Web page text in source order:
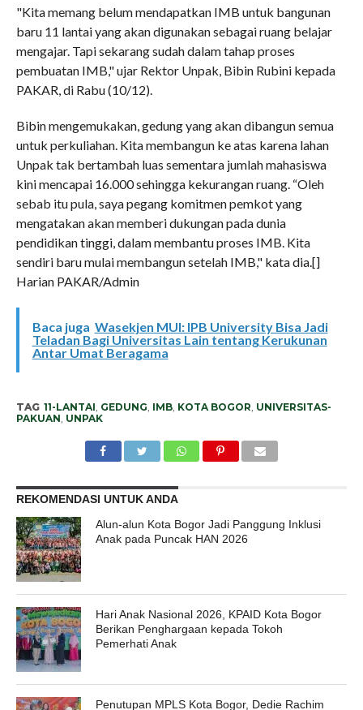
"Kita memang belum mendapatkan IMB untuk bangunan
baru 11 lantai yang akan digunakan sebagai ruang belajar
mengajar. Tapi sekarang sudah dalam tahap proses
pembuatan IMB," ujar Rektor Unpak, Bibin Rubini kepada
PAKAR, di Rabu (10/12).
Bibin mengemukakan, gedung yang akan dibangun semua
untuk perkuliahan. Kita membangun ke atas karena lahan
Unpak tak bertambah luas sementara jumlah mahasiswa
kini mencapai 16.000 sehingga kekurangan ruang. “Oleh
sebab itu pula, saya pegang komitmen pemkot yang
mengatakan akan memberi dukungan pada dunia
pendidikan tinggi, dalam membantu proses IMB. Kita
sendiri baru mulai membangun setelah IMB," kata dia.[]
Harian PAKAR/Admin
Baca juga Wasekjen MUI: IPB University Bisa Jadi
Teladan Bagi Universitas Lain tentang Kerukunan
Antar Umat Beragama
TAG 11-LANTAI, GEDUNG, IMB, KOTA BOGOR, UNIVERSITAS-
PAKUAN, UNPAK
REKOMENDASI UNTUK ANDA
Alun-alun Kota Bogor Jadi Panggung Inklusi
Anak pada Puncak HAN 2026
Hari Anak Nasional 2026, KPAID Kota Bogor
Berikan Penghargaan kepada Tokoh
Pemerhati Anak
Penutupan MPLS Kota Bogor, Dedie Rachim